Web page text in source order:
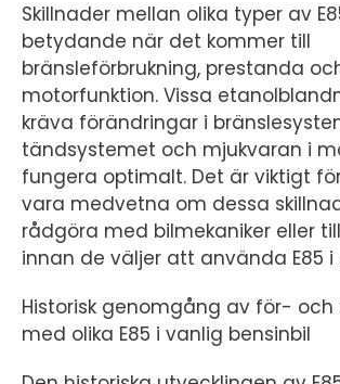
Skillnader mellan olika typer av
betydande när det kommer till
bränsleförbrukning, prestanda
motorfunktion. Vissa
kräva förändringar i
tändsystemet och mjukvaran i
fungera optimalt. Det är viktigt
vara medvetna om dessa
rådgöra med bilmekaniker eller
innan de väljer att använda E85 i
Historisk genomgång av för-
med olika E85 i vanlig bensinbil